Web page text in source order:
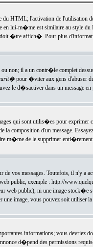
HTML; l'activation de l'utilisation
en lui-m�me est similaire au style
�tre affich�. Pour plus
non; il a un contr�le complet
pour �viter aux gens d'abuser
le d�sactiver dans un message en
qui sont utilis�es pour exprimer
d'un message.
m�me de le supprimer
vos messages. Toutefois, il n'y a
public, exemple : http://
web public), ni une image stock�e
une image, vous pouvez soit
informations; vous devriez
d�pend des permissions